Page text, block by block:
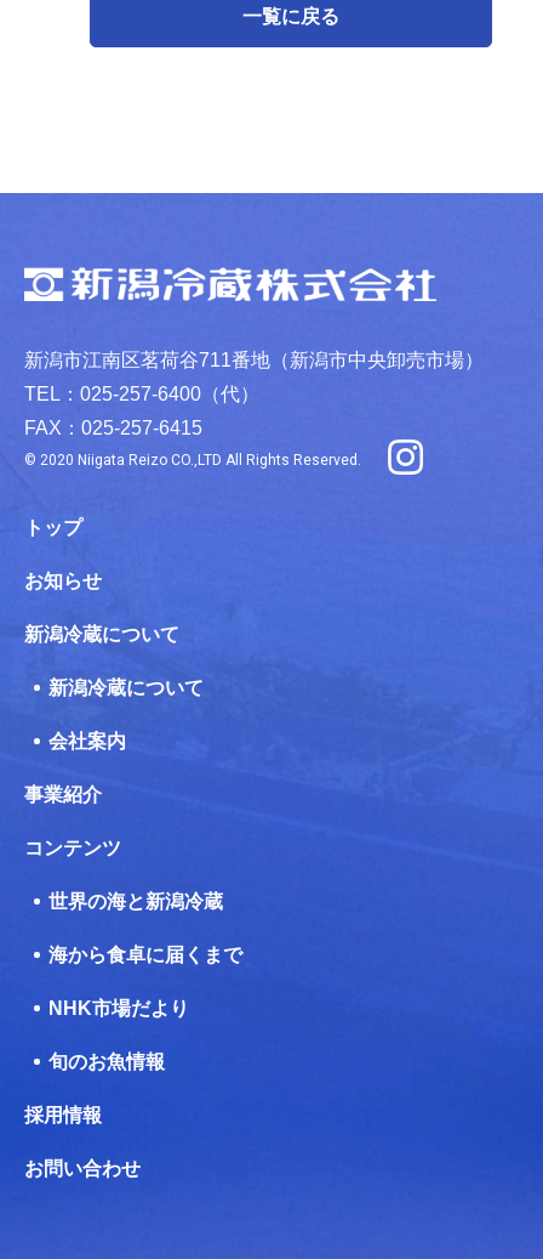
一覧に戻る
新潟市江南区茗荷谷711番地（新潟市中央卸売市場）
TEL：025-257-6400（代）
FAX：025-257-6415
© 2020 Niigata Reizo CO.,LTD All Rights Reserved.
トップ
お知らせ
新潟冷蔵について
新潟冷蔵について
会社案内
事業紹介
コンテンツ
世界の海と新潟冷蔵
海から食卓に届くまで
NHK市場だより
旬のお魚情報
採用情報
お問い合わせ